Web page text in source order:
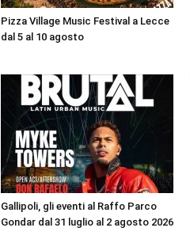
Pizza Village Music Festival a Lecce
dal 5 al 10 agosto
Gallipoli, gli eventi al Raffo Parco
Gondar dal 31 luglio al 2 agosto 2026